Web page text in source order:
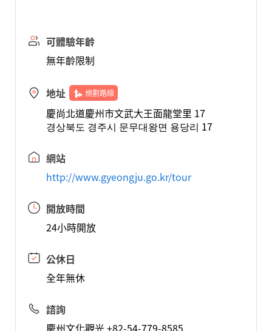
可體驗年齡
無年齡限制
地址 規劃路線
慶尚北道慶州市文武大王面龍堂里 17
경상북도 경주시 문무대왕면 용당리 17
網站
http://www.gyeongju.go.kr/tour
開放時間
24小時開放
公休日
全年無休
諮詢
慶州文化觀光 +82-54-779-8585